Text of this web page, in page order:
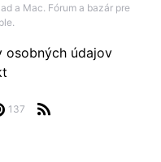
a Mac. Fórum a bazár pre
137
osobných údajov